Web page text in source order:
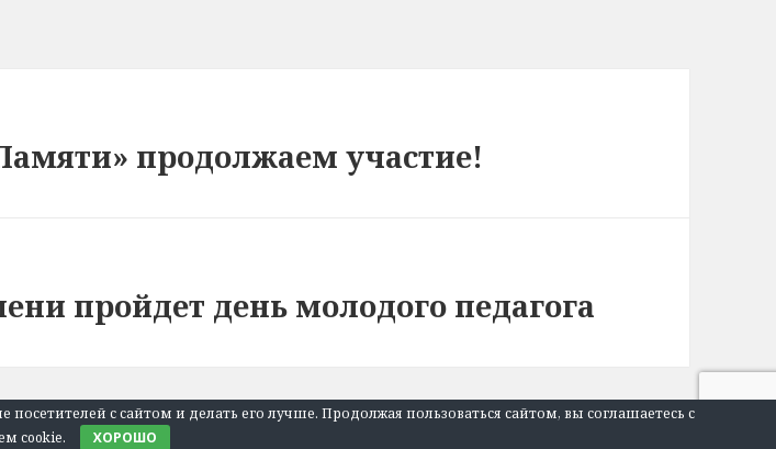
продолжаем участие!
пройдет день молодого педагога
с сайтом и делать его лучше. Продолжая пользоваться сайтом, вы соглашаетесь с
cookie.
ХОРОШО